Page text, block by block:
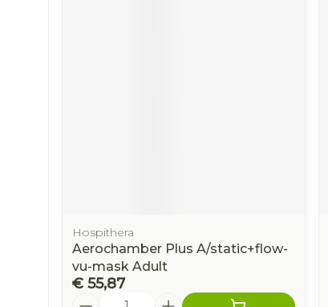
Hospithera
Aerochamber Plus A/static+flow-
vu-mask Adult
€ 55,87